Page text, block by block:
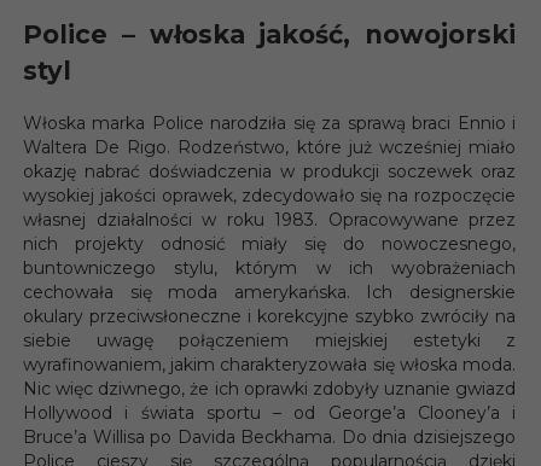
Police – włoska jakość, nowojorski
styl
Włoska marka Police narodziła się za sprawą braci Ennio i
Waltera De Rigo. Rodzeństwo, które już wcześniej miało
okazję nabrać doświadczenia w produkcji soczewek oraz
wysokiej jakości oprawek, zdecydowało się na rozpoczęcie
własnej działalności w roku 1983. Opracowywane przez
nich projekty odnosić miały się do nowoczesnego,
buntowniczego stylu, którym w ich wyobrażeniach
cechowała się moda amerykańska. Ich designerskie
okulary przeciwsłoneczne i korekcyjne szybko zwróciły na
siebie uwagę połączeniem miejskiej estetyki z
wyrafinowaniem, jakim charakteryzowała się włoska moda.
Nic więc dziwnego, że ich oprawki zdobyły uznanie gwiazd
Hollywood i świata sportu – od George’a Clooney’a i
Bruce’a Willisa po Davida Beckhama. Do dnia dzisiejszego
Police cieszy się szczególną popularnością dzięki